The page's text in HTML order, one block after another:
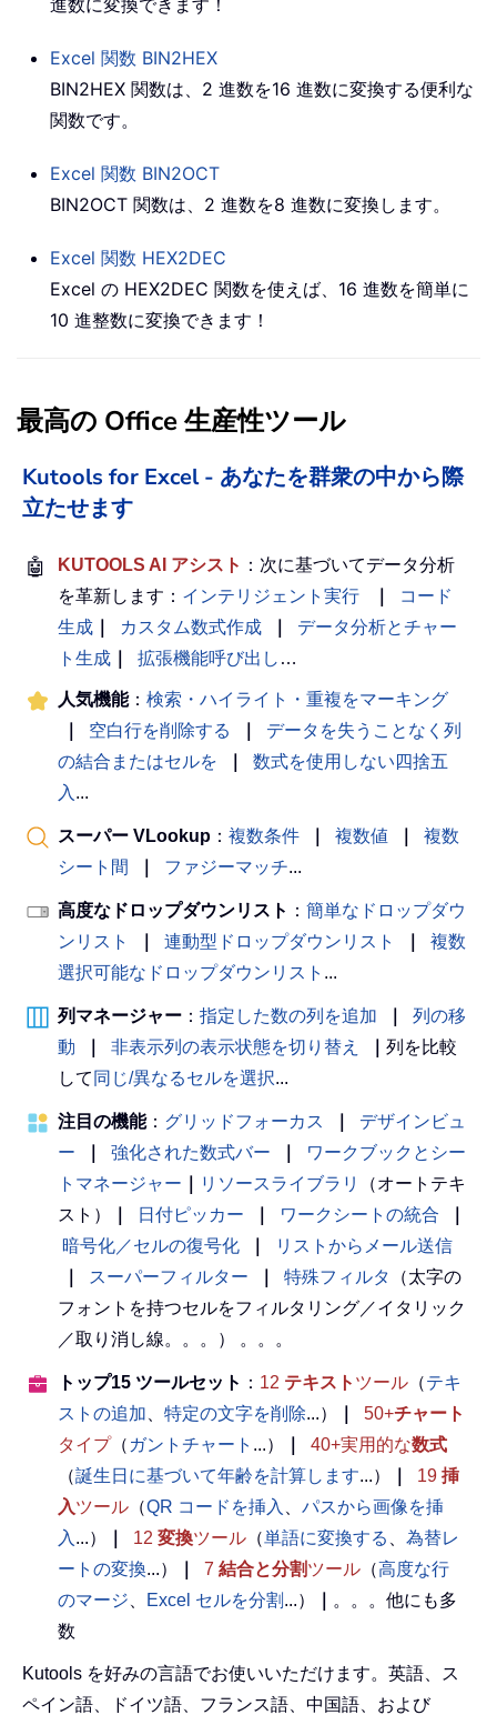
進数に変換できます！
Excel 関数 BIN2HEX
BIN2HEX 関数は、2 進数を16 進数に変換する便利な
関数です。
Excel 関数 BIN2OCT
BIN2OCT 関数は、2 進数を8 進数に変換します。
Excel 関数 HEX2DEC
Excel の HEX2DEC 関数を使えば、16 進数を簡単に
10 進整数に変換できます！
最高の Office 生産性ツール
Kutools for Excel - あなたを群衆の中から際
立たせます
🤖 KUTOOLS AI アシスト ：次に基づいてデータ分析
を革新します： インテリジェント実行
コード
生成
カスタム数式作成
データ分析とチャー
ト生成
拡張機能呼び出し …
人気機能： 検索・ハイライト・重複をマーキング
空白行を削除する
データを失うことなく列
の結合またはセルを
数式を使用しない四捨五
入 ...
スーパー VLookup ： 複数条件 複数値
複数
シート間
ファジーマッチ...
高度なドロップダウンリスト ： 簡単なドロップダウ
ンリスト
連動型ドロップダウンリスト
複数
選択可能なドロップダウンリスト ...
列マネージャー ： 指定した数の列を追加
列の移
動
非表示列の表示状態を切り替え
列を比較
して 同じ/異なるセルを選択...
注目の機能： グリッドフォーカス
デザインビュ
ー
強化された数式バー
ワークブックとシー
トマネージャー
リソースライブラリ
（オートテキ
スト）
日付ピッカー ワークシートの統合
暗号化／セルの復号化
リストからメール送信
スーパーフィルター 特殊フィルタ
（太字の
フォントを持つセルをフィルタリング／イタリック
／取り消し線。。。） 。。。
トップ15 ツールセット ： 12 テキスト ツール （テキ
ストの追加
特定の文字を削除...） 50+チャート
タイプ（ ガントチャート ...） 40+実用的な数式
（誕生日に基づいて年齢を計算します...） 19 挿
入ツール （QR コードを挿入
パスから画像を挿
入 ...） 12 変換ツール （単語に変換する
為替レ
ートの変換...） 7 結合と分割ツール （高度な行
のマージ
Excel セルを分割 ...）
。。。他にも多
数
Kutools を好みの言語でお使いいただけます。英語、ス
ペイン語、ドイツ語、フランス語、中国語、および